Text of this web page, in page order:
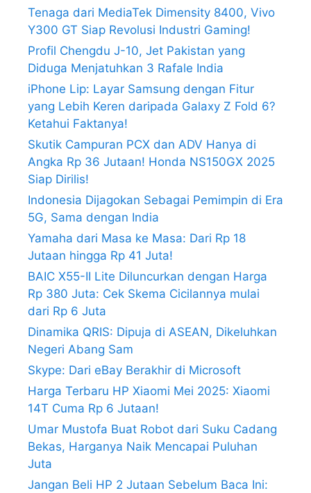
Tenaga dari MediaTek Dimensity 8400, Vivo
Y300 GT Siap Revolusi Industri Gaming!
Profil Chengdu J-10, Jet Pakistan yang
Diduga Menjatuhkan 3 Rafale India
iPhone Lip: Layar Samsung dengan Fitur
yang Lebih Keren daripada Galaxy Z Fold 6?
Ketahui Faktanya!
Skutik Campuran PCX dan ADV Hanya di
Angka Rp 36 Jutaan! Honda NS150GX 2025
Siap Dirilis!
Indonesia Dijagokan Sebagai Pemimpin di Era
5G, Sama dengan India
Yamaha dari Masa ke Masa: Dari Rp 18
Jutaan hingga Rp 41 Juta!
BAIC X55-II Lite Diluncurkan dengan Harga
Rp 380 Juta: Cek Skema Cicilannya mulai
dari Rp 6 Juta
Dinamika QRIS: Dipuja di ASEAN, Dikeluhkan
Negeri Abang Sam
Skype: Dari eBay Berakhir di Microsoft
Harga Terbaru HP Xiaomi Mei 2025: Xiaomi
14T Cuma Rp 6 Jutaan!
Umar Mustofa Buat Robot dari Suku Cadang
Bekas, Harganya Naik Mencapai Puluhan
Juta
Jangan Beli HP 2 Jutaan Sebelum Baca Ini: